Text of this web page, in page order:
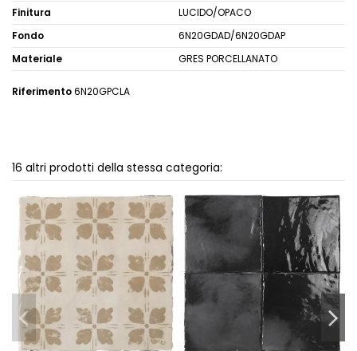
Finitura
LUCIDO/OPACO
Fondo
6N20GDAD/6N20GDAP
Materiale
GRES PORCELLANATO
Riferimento6N20GPCLA
16 altri prodotti della stessa categoria: